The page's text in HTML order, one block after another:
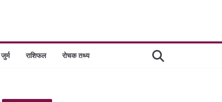
जुर्म राशिफल रोचक तथ्य